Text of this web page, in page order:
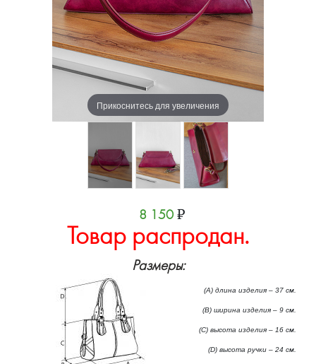
Прикоснитесь для увеличения
8 150₽
Товар распродан.
Размеры:
(А) длина изделия – 37 см.
(B) ширина изделия – 9 см.
(C) высота изделия – 16 см.
(D) высота ручки – 24 см.